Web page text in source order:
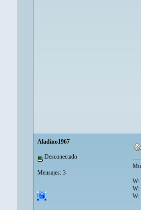
Aladino1967
Desconectado
Mensajes: 3
W:
W:
W: